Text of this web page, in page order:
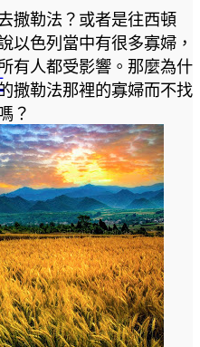
撒勒法？或者是往西頓
以色列當中有很多寡婦，
有人都受影響。那麼為什
撒勒法那裡的寡婦而不找
？